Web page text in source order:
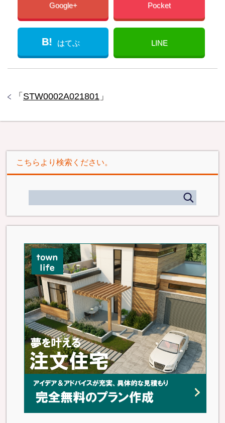
Google+ Pocket
B! はてぶ LINE
「 STW0002A021801 」
こちらより検索ください。